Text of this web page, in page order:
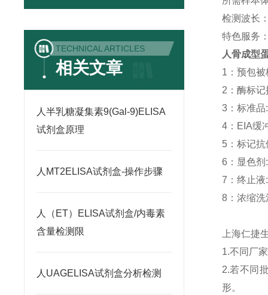
TECHNICAL ARTICLES
相关文章
人半乳糖凝集素9(Gal-9)ELISA
试剂盒原理
人MT2ELISA试剂盒-操作步骤
人（ET）ELISA试剂盒/内毒素
含量检测限
人UAGELISA试剂盒分析检测
检测波长
特色服务
人骨成型
1：预包
2：酶标
3：标准
4：EIA缓
5：标记
6：显色剂
7：终止液
8：浓缩
上海仁捷
1.不同厂
2.若不同
形。